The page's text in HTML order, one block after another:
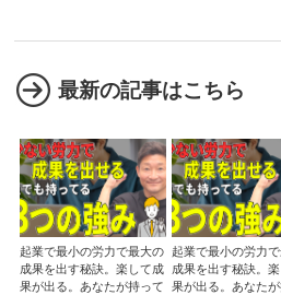
最新の記事はこちら
起業で最小の労力で最大の
成果を出す秘訣。楽して成
果が出る。あなたが持って
起業で最小の労力
成果を出す秘訣。
果が出る。あなた